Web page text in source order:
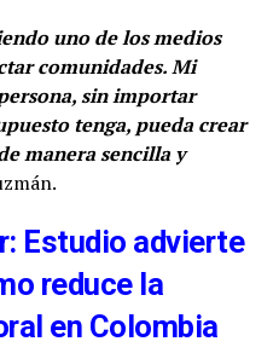
uno de los medios
comunidades. Mi
sin importar
tenga, pueda crear
manera sencilla y
Estudio advierte
reduce la
en Colombia